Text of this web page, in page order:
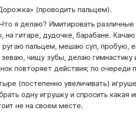
(проводить пальцем).
я делаю? Имитировать различные
на гитаре, дудочке, барабане.
ругаю пальцем, мешаю суп, пробую,
чищу зубы, делаю гимнастику
повторяет действия; по очереди
(постепенно увеличивать)
одну игрушку и спросить
не на своем месте.